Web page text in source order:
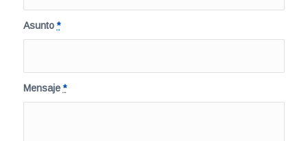
Asunto*
Mensaje*